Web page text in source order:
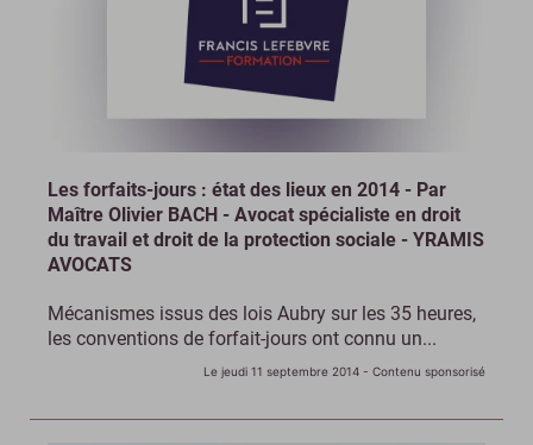
Les forfaits-jours : état des lieux en 2014 - Par
Maître Olivier BACH - Avocat spécialiste en droit
du travail et droit de la protection sociale - YRAMIS
AVOCATS
Mécanismes issus des lois Aubry sur les 35 heures,
les conventions de forfait-jours ont connu un...
Le jeudi 11 septembre 2014 - Contenu sponsorisé